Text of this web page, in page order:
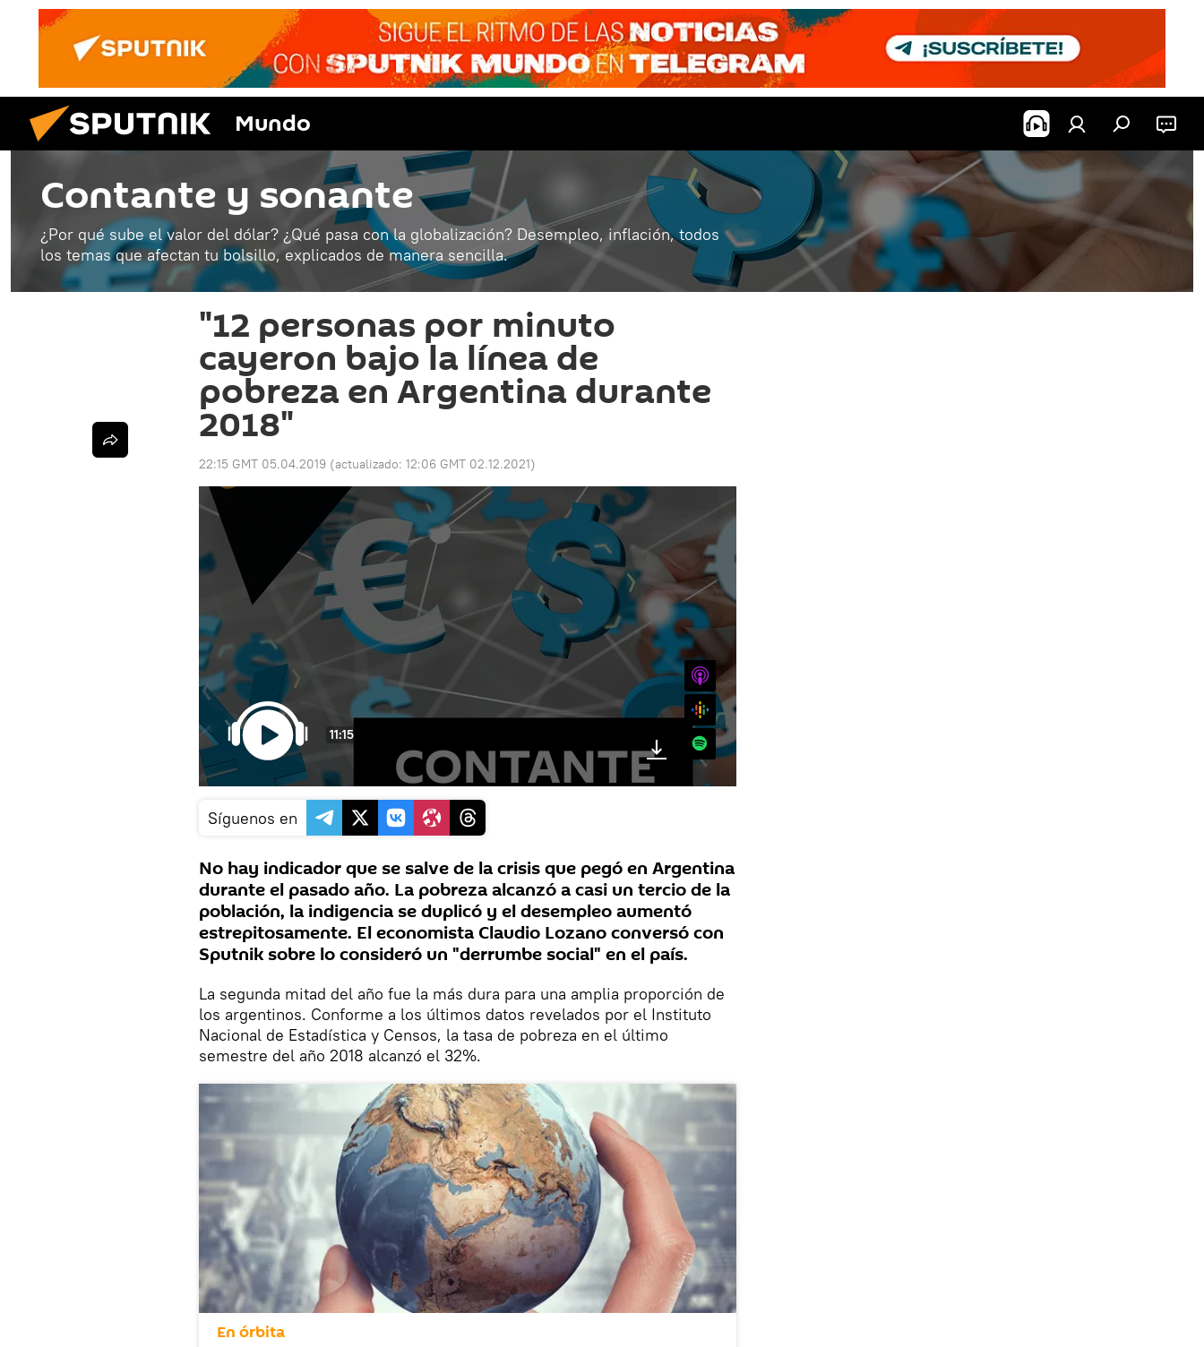
Mundo
Contante y sonante
¿Por qué sube el valor del dólar? ¿Qué pasa con la globalización? Desempleo, inflación, todos
los temas que afectan tu bolsillo, explicados de manera sencilla.
"12 personas por minuto
cayeron bajo la línea de
pobreza en Argentina durante
2018"
22:15 GMT 05.04.2019 (actualizado: 12:06 GMT 02.12.2021)
11:15
iTunes
Google
Spotify
Síguenos en
No hay indicador que se salve de la crisis que pegó en Argentina
durante el pasado año. La pobreza alcanzó a casi un tercio de la
población, la indigencia se duplicó y el desempleo aumentó
estrepitosamente. El economista Claudio Lozano conversó con
Sputnik sobre lo consideró un "derrumbe social" en el país.
La segunda mitad del año fue la más dura para una amplia proporción de
los argentinos. Conforme a los últimos datos revelados por el Instituto
Nacional de Estadística y Censos, la tasa de pobreza en el último
semestre del año 2018 alcanzó el 32%.
En órbita